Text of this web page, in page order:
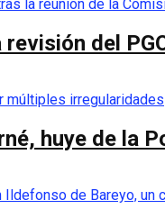
del
huye de la